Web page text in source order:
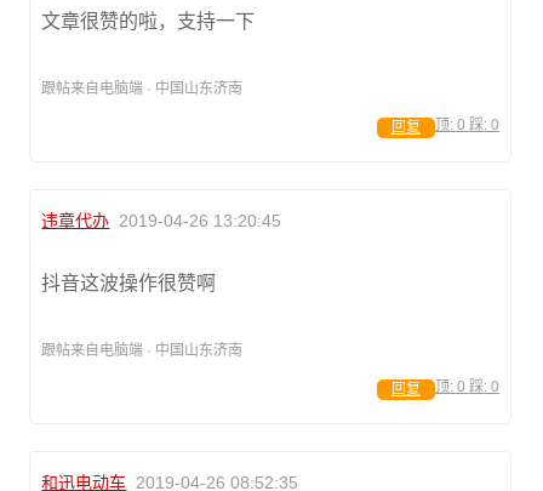
文章很赞的啦，支持一下
跟帖来自电脑端 · 中国山东济南
顶: 0 踩: 0
回复
违章代办 2019-04-26 13:20:45
抖音这波操作很赞啊
跟帖来自电脑端 · 中国山东济南
顶: 0 踩: 0
回复
和迅电动车 2019-04-26 08:52:35